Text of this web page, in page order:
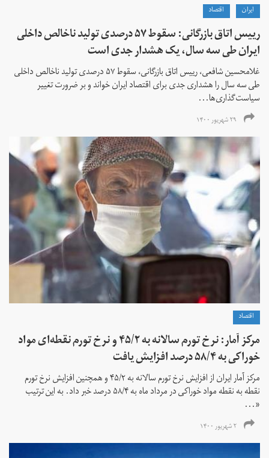
ايران اقتصاد
رییس اتاق بازرگانی: سقوط ۵۷ درصدی تولید ناخالص داخلی
ایران طی سه سال، یک هشدار جدی است
غلامحسین شافعی، رییس اتاق بازرگانی، سقوط ۵۷ درصدی تولید ناخالص داخلی
طی سه سال را هشداری جدی برای اقتصاد ایران خواند و بر ضرورت تغییر
سیاست‌گذاری‌ها...
۲۹ شهریور ۱۴۰۰
اقتصاد
مرکز آمار: نرخ تورم سالانه به ۴۵/۲ و نرخ تورم نقطه‌ای مواد
خوراکی به ۵۸/۴ درصد افزایش یافت
مرکز آمار ایران از افزایش نرخ تورم سالانه به ۴۵/۲ و همچنین افزایش نرخ تورم
نقطه به نقطه مواد خوراکی در مرداد ماه به ۵۸/۴ درصد خبر داد. به این ترتیب
«...
۲ شهریور ۱۴۰۰